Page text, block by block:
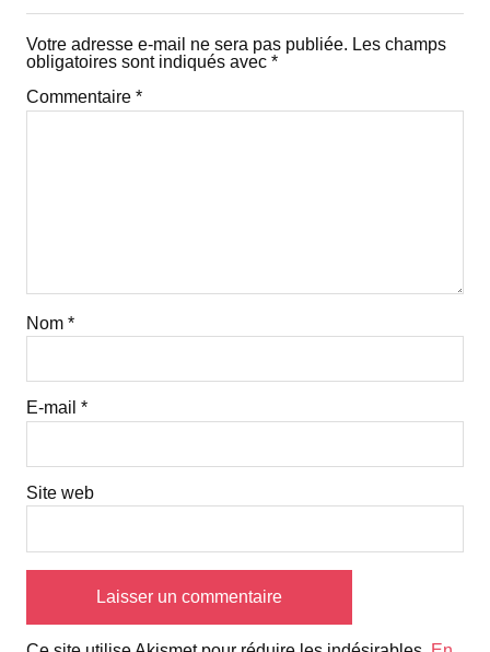
Votre adresse e-mail ne sera pas publiée. Les champs
obligatoires sont indiqués avec *
Commentaire *
Nom *
E-mail *
Site web